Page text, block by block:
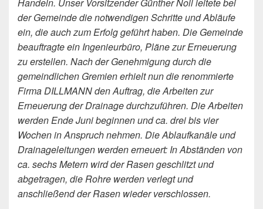
der Gemeinde die notwendigen Schritte und Abläufe
ein, die auch zum Erfolg geführt haben. Die Gemeinde
beauftragte ein Ingenieurbüro, Pläne zur Erneuerung
zu erstellen. Nach der Genehmigung durch die
gemeindlichen Gremien erhielt nun die renommierte
Firma DILLMANN den Auftrag, die Arbeiten zur
Erneuerung der Drainage durchzuführen. Die Arbeiten
werden Ende Juni beginnen und ca. drei bis vier
Wochen in Anspruch nehmen. Die Ablaufkanäle und
Drainageleitungen werden erneuert: In Abständen von
ca. sechs Metern wird der Rasen geschlitzt und
abgetragen, die Rohre werden verlegt und
anschließend der Rasen wieder verschlossen.